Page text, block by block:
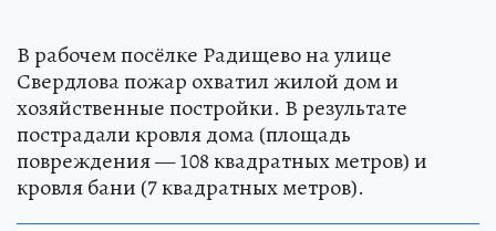
В рабочем посёлке Радищево на улице
Свердлова пожар охватил жилой дом и
хозяйственные постройки. В результате
пострадали кровля дома (площадь
повреждения — 108 квадратных метров) и
кровля бани (7 квадратных метров).